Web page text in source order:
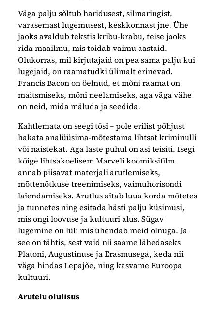
Väga palju sõltub haridusest, silmaringist,
varasemast lugemusest, keskkonnast jne. Ühe
jaoks avaldub tekstis kribu-krabu, teise jaoks
rida maailmu, mis toidab vaimu aastaid.
Olukorras, mil kirjutajaid on pea sama palju kui
lugejaid, on raamatudki ülimalt erinevad.
Francis Bacon on öelnud, et mõni raamat on
maitsmiseks, mõni neelamiseks, aga väga vähe
on neid, mida mäluda ja seedida.
Kahtlemata on seegi tõsi – pole erilist põhjust
hakata analüüsima-mõtestama lihtsat kriminulli
või naistekat. Aga laste puhul on asi teisiti. Isegi
kõige lihtsakoelisem Marveli koomiksifilm
annab piisavat materjali arutlemiseks,
mõttenõtkuse treenimiseks, vaimuhorisondi
laiendamiseks. Arutlus aitab luua korda mõtetes
ja tunnetes ning esitada hästi palju küsimusi,
mis ongi loovuse ja kultuuri alus. Sügav
lugemine on lüli mis ühendab meid olnuga. Ja
see on tähtis, sest vaid nii saame lähedaseks
Platoni, Augustinuse ja Erasmusega, keda nii
väga hindas Lepajõe, ning kasvame Euroopa
kultuuri.
Arutelu olulisus